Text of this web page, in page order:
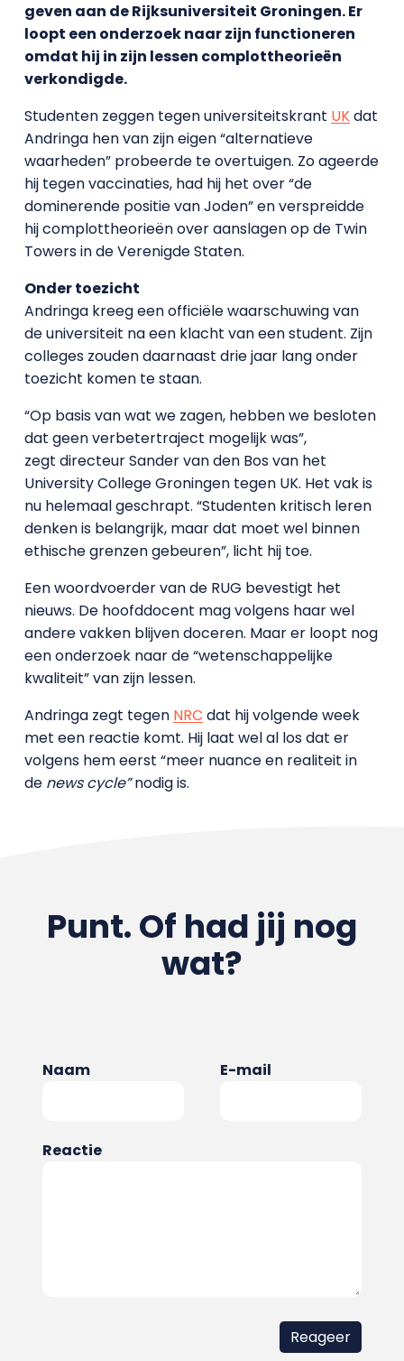
geven aan de Rijksuniversiteit Groningen. Er
loopt een onderzoek naar zijn functioneren
omdat hij in zijn lessen complottheorieën
verkondigde.
Studenten zeggen tegen universiteitskrant UKdat
Andringa hen van zijn eigen “alternatieve
waarheden” probeerde te overtuigen. Zo ageerde
hij tegen vaccinaties, had hij het over “de
dominerende positie van Joden” en verspreidde
hij complottheorieën over aanslagen op de Twin
Towers in de Verenigde Staten.
Onder toezicht
Andringa kreeg een officiële waarschuwing van
de universiteit na een klacht van een student. Zijn
colleges zouden daarnaast drie jaar lang onder
toezicht komen te staan.
“Op basis van wat we zagen, hebben we besloten
dat geen verbetertraject mogelijk was”,
zegt directeur Sander van den Bos van het
University College Groningen tegen UK. Het vak is
nu helemaal geschrapt. “Studenten kritisch leren
denken is belangrijk, maar dat moet wel binnen
ethische grenzen gebeuren”, licht hij toe.
Een woordvoerder van de RUG bevestigt het
nieuws. De hoofddocent mag volgens haar wel
andere vakken blijven doceren. Maar er loopt nog
een onderzoek naar de “wetenschappelijke
kwaliteit” van zijn lessen.
Andringa zegt tegen NRC dat hij volgende week
met een reactie komt. Hij laat wel al los dat er
volgens hem eerst “meer nuance en realiteit in
de news cycle”nodig is.
Punt. Of had jij nog
wat?
Naam E-mail
Reactie